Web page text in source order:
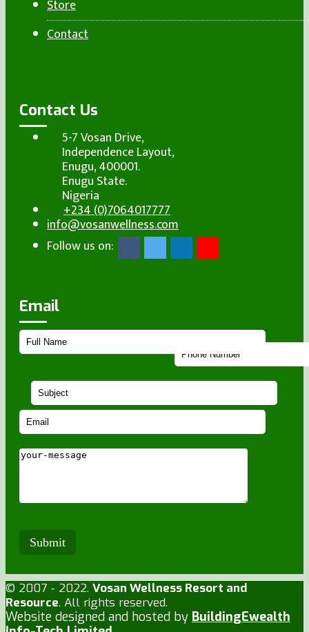
Store
Contact
Contact Us
5-7 Vosan Drive,
Independence Layout,
Enugu, 400001.
Enugu State.
Nigeria
+234 (0)7064017777
info@vosanwellness.com
Follow us on:
Email
© 2007 - 2022. Vosan Wellness Resort and
Resource. All rights reserved.
Website designed and hosted by BuildingEwealth